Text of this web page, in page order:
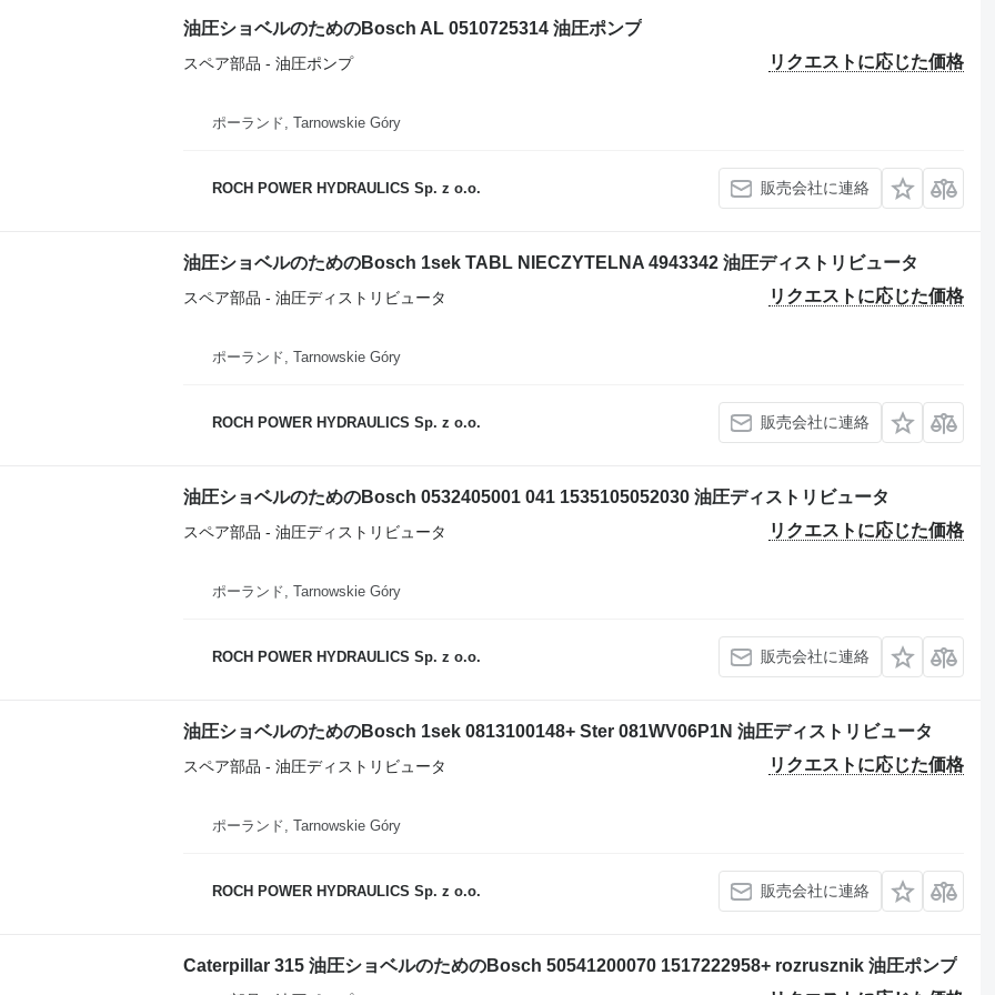
油圧ショベルのためのBosch AL 0510725314 油圧ポンプ
リクエストに応じた価格
スペア部品 - 油圧ポンプ
ポーランド, Tarnowskie Góry
ROCH POWER HYDRAULICS Sp. z o.o. 販売会社に連絡
油圧ショベルのためのBosch 1sek TABL NIECZYTELNA 4943342 油圧ディストリビュータ
リクエストに応じた価格
スペア部品 - 油圧ディストリビュータ
ポーランド, Tarnowskie Góry
ROCH POWER HYDRAULICS Sp. z o.o. 販売会社に連絡
油圧ショベルのためのBosch 0532405001 041 1535105052030 油圧ディストリビュータ
リクエストに応じた価格
スペア部品 - 油圧ディストリビュータ
ポーランド, Tarnowskie Góry
ROCH POWER HYDRAULICS Sp. z o.o. 販売会社に連絡
油圧ショベルのためのBosch 1sek 0813100148+ Ster 081WV06P1N 油圧ディストリビュータ
リクエストに応じた価格
スペア部品 - 油圧ディストリビュータ
ポーランド, Tarnowskie Góry
ROCH POWER HYDRAULICS Sp. z o.o. 販売会社に連絡
Caterpillar 315 油圧ショベルのためのBosch 50541200070 1517222958+ rozrusznik 油圧ポンプ